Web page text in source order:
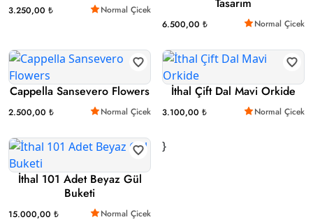
3.250,00 ₺ Normal Çicek
Tasarım
6.500,00 ₺ Normal Çicek
Cappella Sansevero Flowers
2.500,00 ₺ Normal Çicek
İthal Çift Dal Mavi Orkide
3.100,00 ₺ Normal Çicek
İthal 101 Adet Beyaz Gül
Buketi
15.000,00 ₺ Normal Çicek
}